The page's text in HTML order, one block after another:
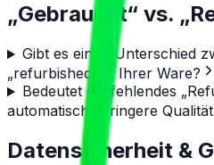
„Gebraucht“ vs.
Gibt es einen Unterschied
„refurbished“ in Ihrer Ware?
Bedeutet ein fehlendes
automatisch geringere
Datensicherheit &